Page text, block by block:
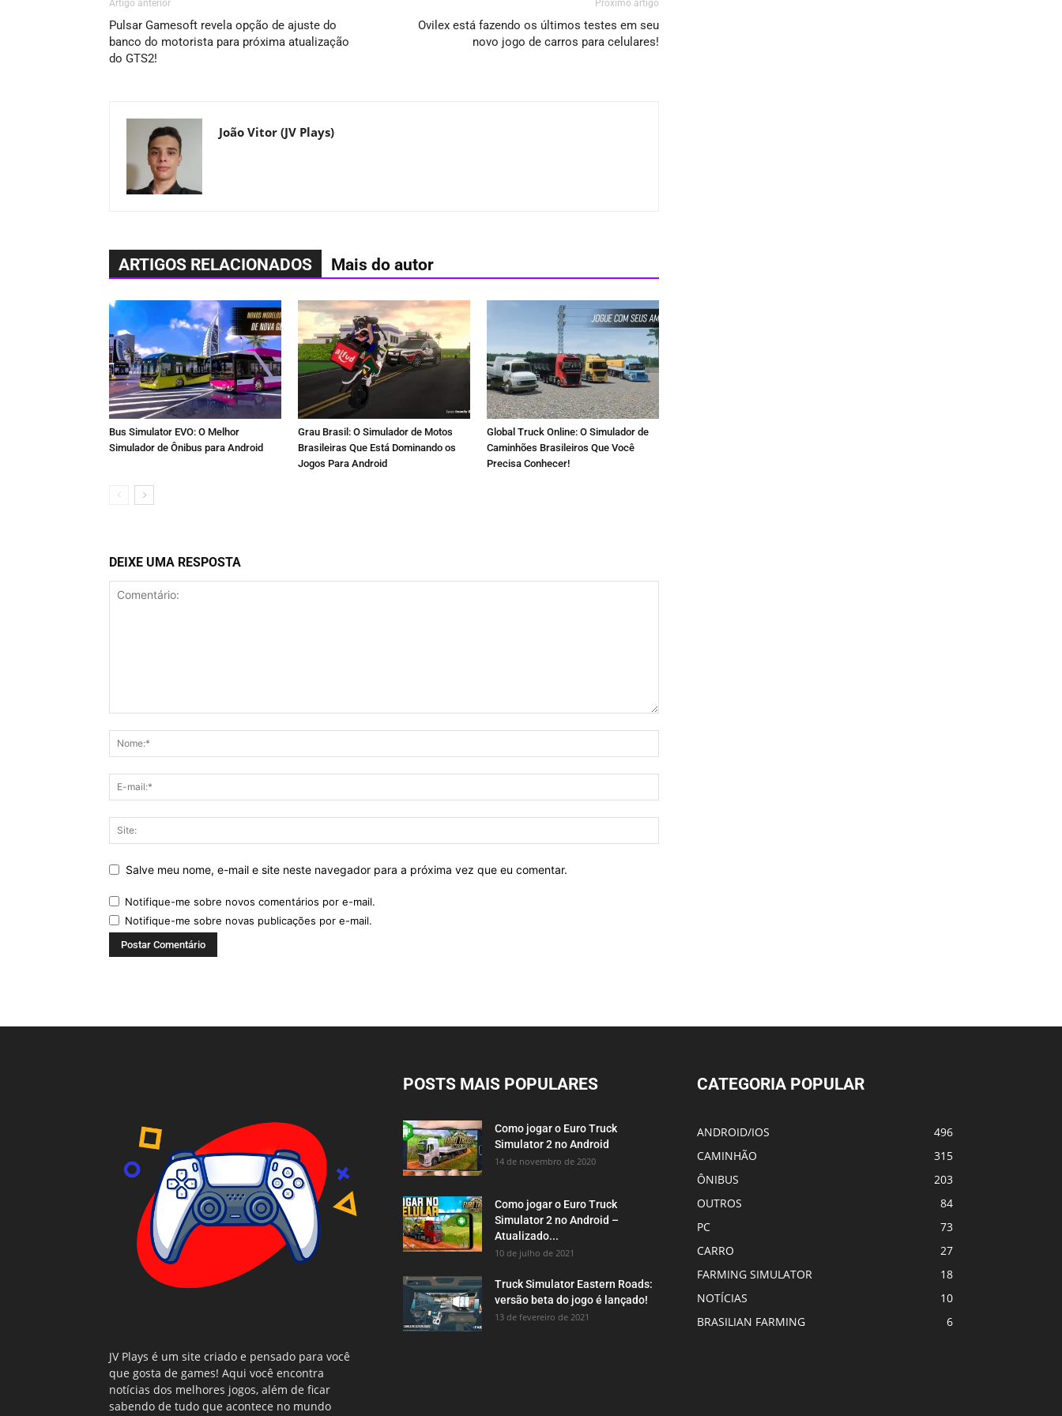
Artigo anterior
Pulsar Gamesoft revela opção de ajuste do
banco do motorista para próxima atualização
do GTS2!
Próximo artigo
Ovilex está fazendo os últimos testes em seu
novo jogo de carros para celulares!
João Vitor (JV Plays)
ARTIGOS RELACIONADOS Mais do autor
Bus Simulator EVO: O Melhor
Simulador de Ônibus para Android
Grau Brasil: O Simulador de Motos
Brasileiras Que Está Dominando os
Jogos Para Android
Global Truck Online: O Simulador de
Caminhões Brasileiros Que Você
Precisa Conhecer!
DEIXE UMA RESPOSTA
Salve meu nome, e-mail e site neste navegador para a próxima vez que eu comentar.
Notifique-me sobre novos comentários por e-mail.
Notifique-me sobre novas publicações por e-mail.
JV Plays é um site criado e pensado para você
que gosta de games! Aqui você encontra
notícias dos melhores jogos, além de ficar
sabendo de tudo que acontece no mundo
POSTS MAIS POPULARES
Como jogar o Euro Truck
Simulator 2 no Android
14 de novembro de 2020
Como jogar o Euro Truck
Simulator 2 no Android –
Atualizado...
10 de julho de 2021
Truck Simulator Eastern Roads:
versão beta do jogo é lançado!
13 de fevereiro de 2021
CATEGORIA POPULAR
ANDROID/IOS
496
CAMINHÃO
315
ÔNIBUS
203
OUTROS
84
PC
73
CARRO
27
FARMING SIMULATOR
18
NOTÍCIAS
10
BRASILIAN FARMING
6